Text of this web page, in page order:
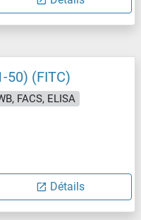
50) (FITC)
FACS, ELISA
Détails